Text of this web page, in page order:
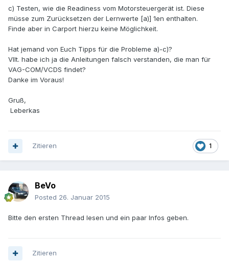
c) Testen, wie die Readiness vom Motorsteuergerät ist. Diese
müsse zum Zurücksetzen der Lernwerte [a)] 1en enthalten.
Finde aber in Carport hierzu keine Möglichkeit.
Hat jemand von Euch Tipps für die Probleme a)-c)?
Vllt. habe ich ja die Anleitungen falsch verstanden, die man für
VAG-COM/VCDS findet?
Danke im Voraus!
Gruß,
Leberkas
1
Zitieren
BeVo
Posted 26. Januar 2015
Bitte den ersten Thread lesen und ein paar Infos geben.
Zitieren